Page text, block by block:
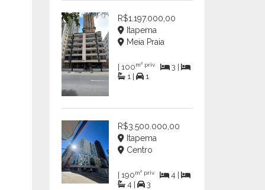
R$1.197.000,00
Itapema
Meia Praia
| 100m² priv.
3 |
1 |
1
R$3.500.000,00
Itapema
Centro
| 190m² priv.
4 |
4 |
3